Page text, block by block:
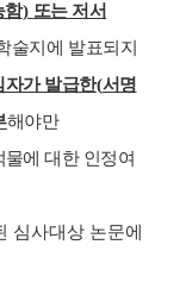
함) 또는 저서
술지에 발표되지
자가 발급한(서명
해야만
물에 대한 인정여
심사대상 논문에